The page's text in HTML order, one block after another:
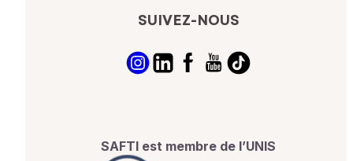
SUIVEZ-NOUS
SAFTI est membre de l’UNIS